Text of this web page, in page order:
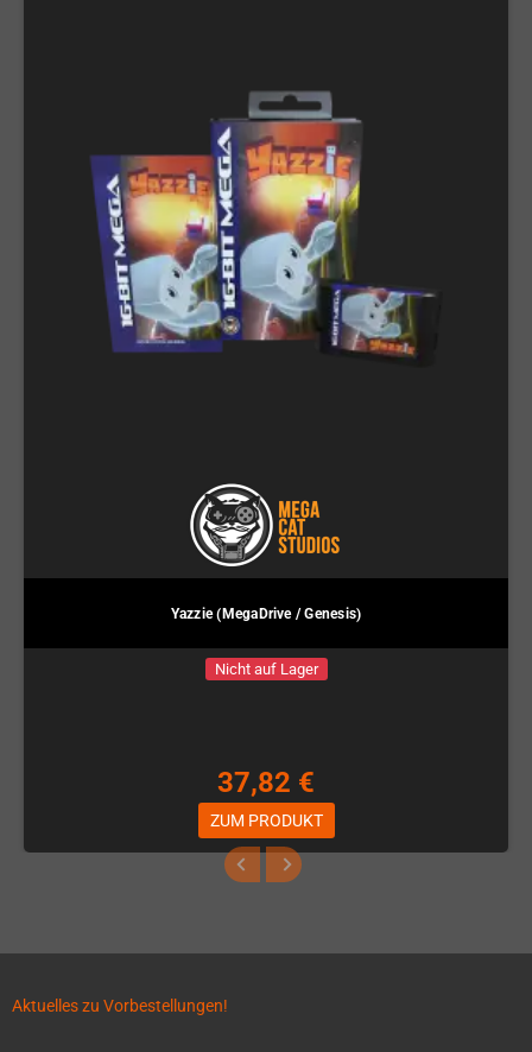
Yazzie (MegaDrive / Genesis)
Nicht auf Lager
37,82 €
ZUM PRODUKT
Aktuelles zu Vorbestellungen!